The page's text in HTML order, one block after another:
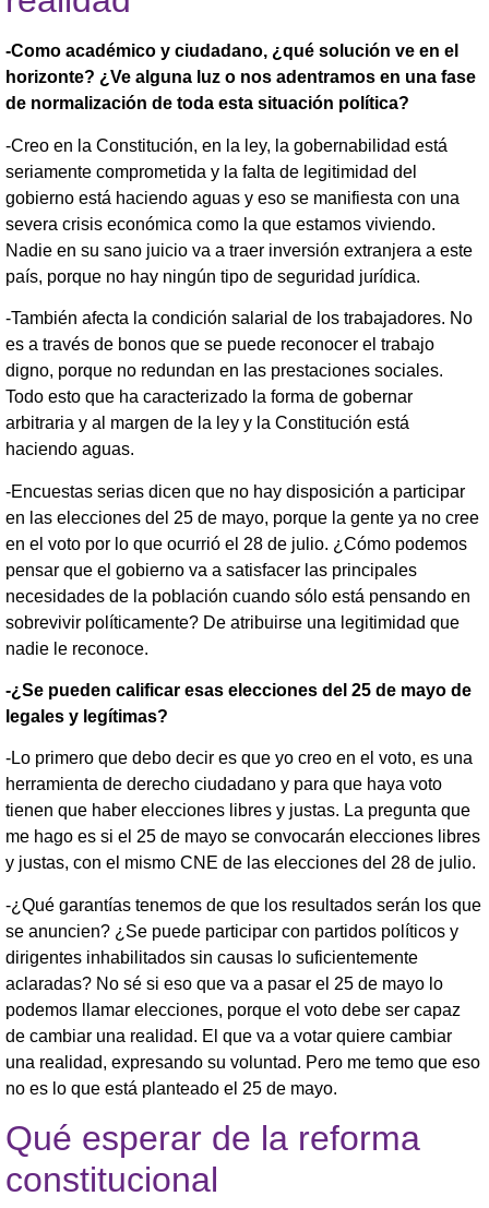
-Como académico y ciudadano, ¿qué solución ve en el
horizonte? ¿Ve alguna luz o nos adentramos en una fase
de normalización de toda esta situación política?
-Creo en la Constitución, en la ley, la gobernabilidad está
seriamente comprometida y la falta de legitimidad del
gobierno está haciendo aguas y eso se manifiesta con una
severa crisis económica como la que estamos viviendo.
Nadie en su sano juicio va a traer inversión extranjera a este
país, porque no hay ningún tipo de seguridad jurídica.
-También afecta la condición salarial de los trabajadores. No
es a través de bonos que se puede reconocer el trabajo
digno, porque no redundan en las prestaciones sociales.
Todo esto que ha caracterizado la forma de gobernar
arbitraria y al margen de la ley y la Constitución está
haciendo aguas.
-Encuestas serias dicen que no hay disposición a participar
en las elecciones del 25 de mayo, porque la gente ya no cree
en el voto por lo que ocurrió el 28 de julio. ¿Cómo podemos
pensar que el gobierno va a satisfacer las principales
necesidades de la población cuando sólo está pensando en
sobrevivir políticamente? De atribuirse una legitimidad que
nadie le reconoce.
-¿Se pueden calificar esas elecciones del 25 de mayo de
legales y legítimas?
-Lo primero que debo decir es que yo creo en el voto, es una
herramienta de derecho ciudadano y para que haya voto
tienen que haber elecciones libres y justas. La pregunta que
me hago es si el 25 de mayo se convocarán elecciones libres
y justas, con el mismo CNE de las elecciones del 28 de julio.
-¿Qué garantías tenemos de que los resultados serán los que
se anuncien? ¿Se puede participar con partidos políticos y
dirigentes inhabilitados sin causas lo suficientemente
aclaradas? No sé si eso que va a pasar el 25 de mayo lo
podemos llamar elecciones, porque el voto debe ser capaz
de cambiar una realidad. El que va a votar quiere cambiar
una realidad, expresando su voluntad. Pero me temo que eso
no es lo que está planteado el 25 de mayo.
Qué esperar de la reforma
constitucional